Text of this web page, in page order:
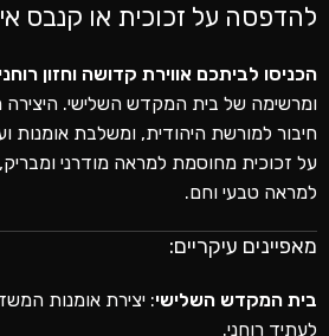
להדפסה על זכוכית או קנבס
הכניסו לביתכם אווירת קדושה וחזון רוחני
ומרשימה של בית המקדש השלישי.
חיבור למורשת היהודית, ומשלבת אומנות
על זכוכית מחוסמת למראה מודרני
למראה טבעי וחם.
מאפיינים עיקריים:
בית המקדש השלישי: יצירת אומנות
לעתיד רוחני.